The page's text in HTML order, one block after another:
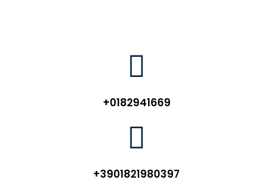
+0182941669
+3901821980397